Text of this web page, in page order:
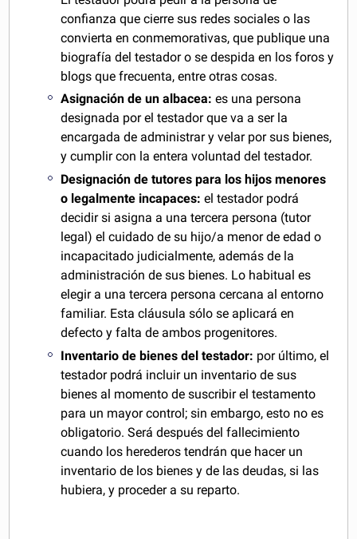
confianza que cierre sus redes sociales o las
convierta en conmemorativas, que publique una
biografía del testador o se despida en los foros y
blogs que frecuenta, entre otras cosas.
Asignación de un albacea: es una persona
designada por el testador que va a ser la
encargada de administrar y velar por sus bienes,
y cumplir con la entera voluntad del testador.
Designación de tutores para los hijos menores
o legalmente incapaces: el testador podrá
decidir si asigna a una tercera persona (tutor
legal) el cuidado de su hijo/a menor de edad o
incapacitado judicialmente, además de la
administración de sus bienes. Lo habitual es
elegir a una tercera persona cercana al entorno
familiar. Esta cláusula sólo se aplicará en
defecto y falta de ambos progenitores.
Inventario de bienes del testador: por último, el
testador podrá incluir un inventario de sus
bienes al momento de suscribir el testamento
para un mayor control; sin embargo, esto no es
obligatorio. Será después del fallecimiento
cuando los herederos tendrán que hacer un
inventario de los bienes y de las deudas, si las
hubiera, y proceder a su reparto.